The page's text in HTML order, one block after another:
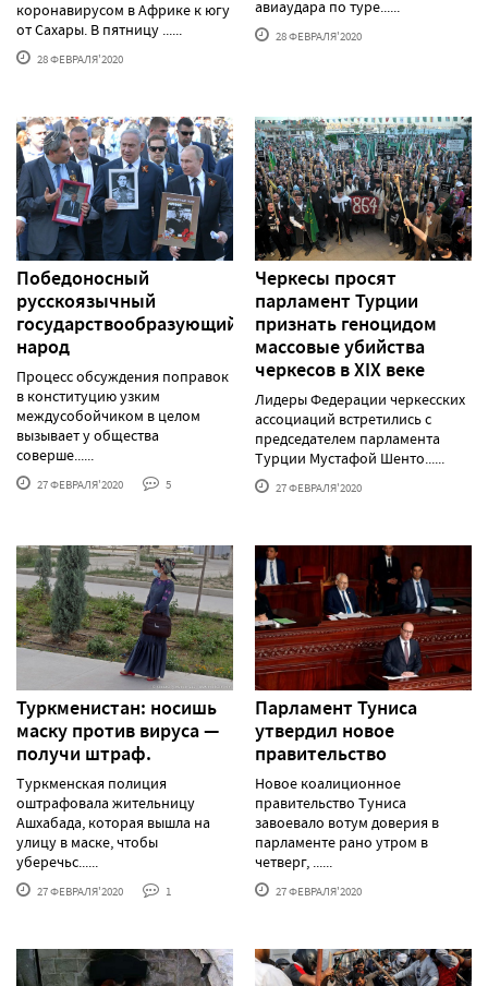
коронавирусом в Африке к югу
от Сахары. В пятницу ......
28 ФЕВРАЛЯ'2020
авиаудара по туре......
28 ФЕВРАЛЯ'2020
Победоносный
русскоязычный
государствообразующий
народ
Процесс обсуждения поправок
в конституцию узким
междусобойчиком в целом
вызывает у общества
соверше......
27 ФЕВРАЛЯ'2020 5
Черкесы просят
парламент Турции
признать геноцидом
массовые убийства
черкесов в XIX веке
Лидеры Федерации черкесских
ассоциаций встретились с
председателем парламента
Турции Мустафой Шенто......
27 ФЕВРАЛЯ'2020
Туркменистан: носишь
маску против вируса —
получи штраф.
Туркменская полиция
оштрафовала жительницу
Ашхабада, которая вышла на
улицу в маске, чтобы
уберечьс......
27 ФЕВРАЛЯ'2020 1
Парламент Туниса
утвердил новое
правительство
Новое коалиционное
правительство Туниса
завоевало вотум доверия в
парламенте рано утром в
четверг, ......
27 ФЕВРАЛЯ'2020